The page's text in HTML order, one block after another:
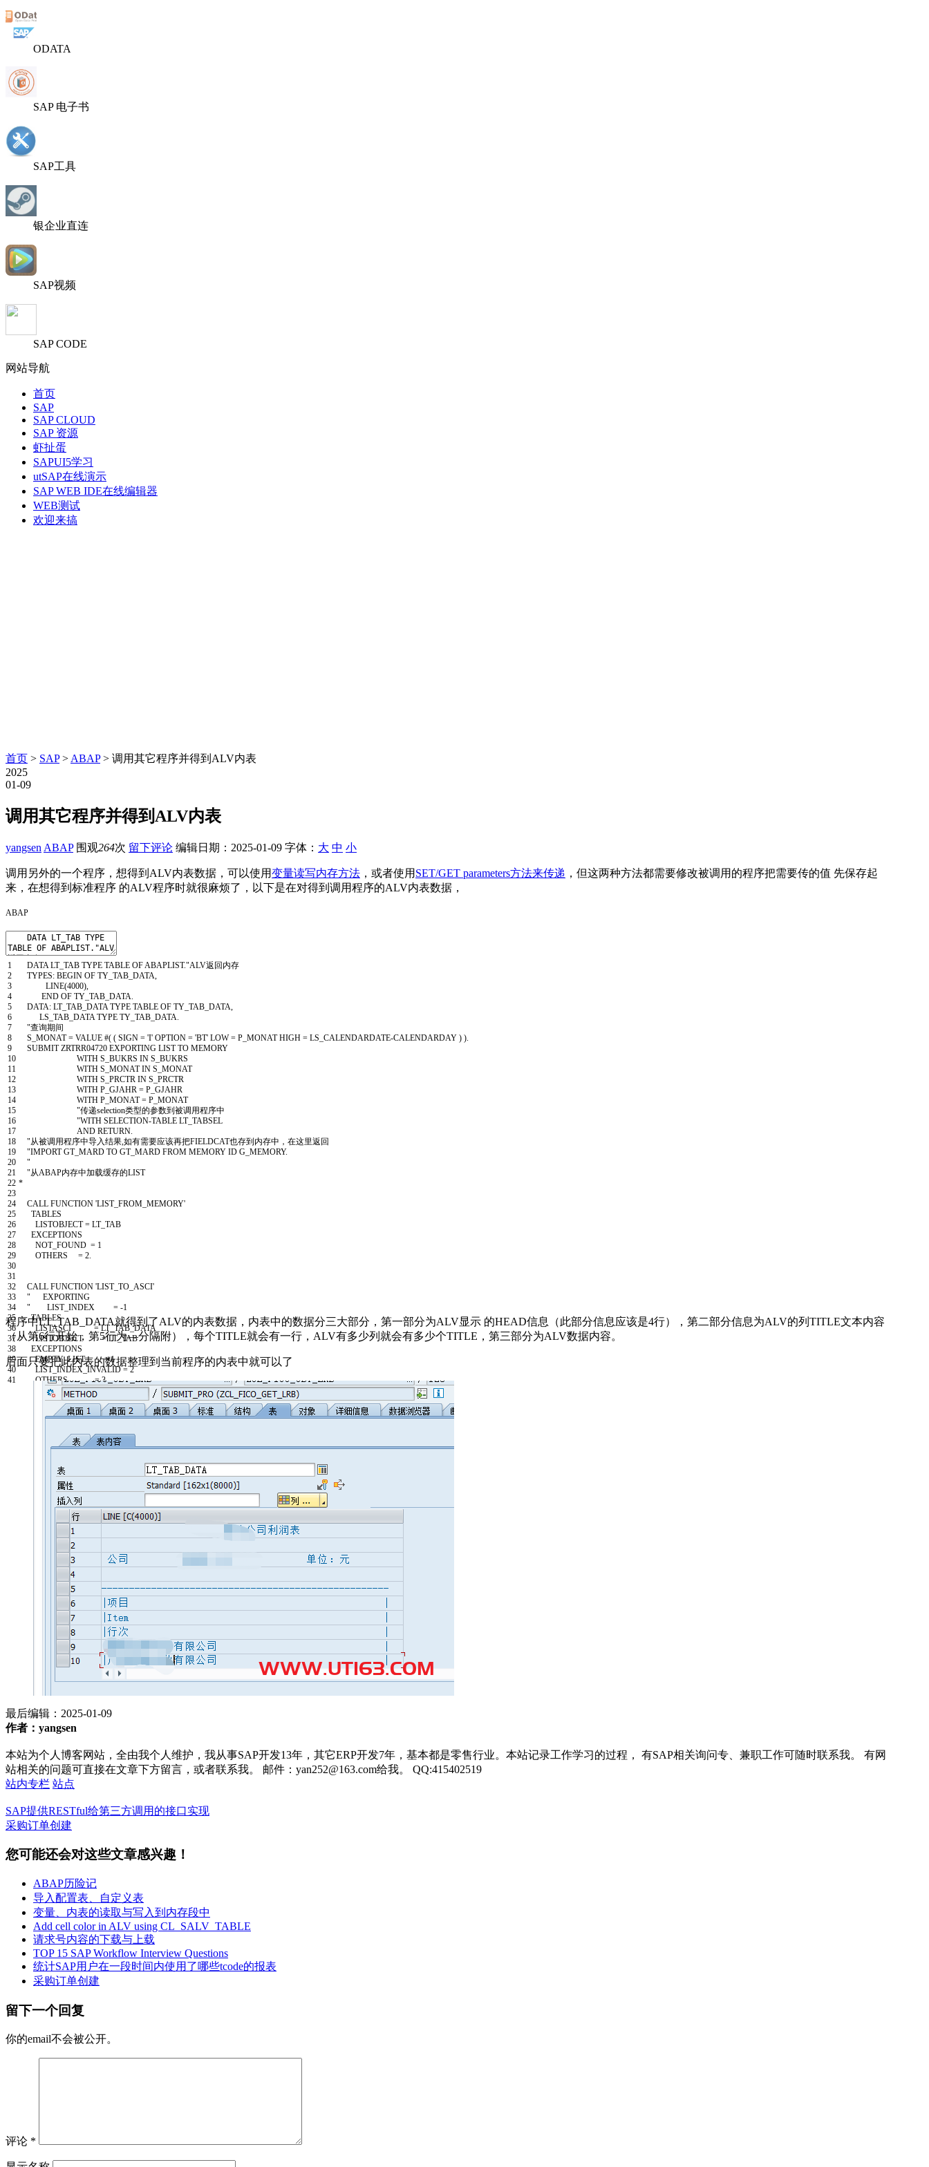
ODATA
SAP 电子书
SAP工具
银企业直连
SAP视频
SAP CODE
网站导航
首页
SAP
SAP CLOUD
SAP 资源
虾扯蛋
SAPUI5学习
utSAP在线演示
SAP WEB IDE在线编辑器
WEB测试
欢迎来搞
首页 > SAP> ABAP> 调用其它程序并得到ALV内表
2025
01-09
调用其它程序并得到ALV内表
yangsen ABAP围观264次 留下评论 编辑日期： 2025-01-09 字体： 大 中 小
调用另外的一个程序，想得到ALV内表数据，可以使用变量读写内存方法 ，或者使用 SET/GET parameters方法来传递 ，但这两种方法都需要修改被调用的程序把需要传的值 先保存起
来，在想得到标准程序 的ALV程序时就很麻烦了，以下是在对得到调用程序的ALV内表数据，
ABAP
1
2
3
4
5
6
7
8
9
10
11
12
13
14
15
16
17
18
19
20
21
22
23
24
25
26
27
28
29
30
31
32
33
34
35
36
37
38
39
40
41
DATA LT_ TAB TYPE TABLE OF ABAPLIST."ALV返回内存
TYPES: BEGIN OF TY TAB DATA
LINE(4000)
END OF TY TAB DATA
DATA: LT_ TAB DATA TYPE TABLE OF TY TAB DATA
LS TAB DATA TYPE TY TAB DATA
"查询期间
S MONAT = VALUE #( ( SIGN = 'I' OPTION = 'BT' LOW = P MONAT HIGH = LS CALENDARDATE-CALENDARDAY ) )
SUBMIT ZRTRR04720 EXPORTING LIST TO MEMORY
WITH S BUKRS IN S BUKRS
WITH S MONAT IN S MONAT
WITH S PRCTR IN S PRCTR
WITH P GJAHR = P GJAHR
WITH P MONAT = P MONAT
"传递selection类型的参数到被调用程序中
"WITH SELECTION-TABLE LT_TABSEL
AND RETURN
"从被调用程序中导入结果,如有需要应该再把FIELDCAT也存到内存中，在这里返回
"IMPORT GT_MARD TO GT_MARD FROM MEMORY ID G_MEMORY.
"
"从ABAP内存中加载缓存的LIST
*
CALL FUNCTION 'LIST_FROM_MEMORY'
TABLES
LISTOBJECT = LT_ TAB
EXCEPTIONS
NOT_ FOUND = 1
OTHERS
= 2.
CALL FUNCTION 'LIST_TO_ASCI'
" EXPORTING
" LIST_INDEX = -1
TABLES
LISTASCI
= LT_TAB_DATA
LISTOBJECT
= LT_TAB
EXCEPTIONS
EMPTY_LIST = 1
LIST_INDEX _INVALID = 2
OTHERS
= 3.
程序中LT_TAB_DATA就得到了ALV的内表数据，内表中的数据分三大部分，第一部分为ALV显示 的HEAD信息（此部分信息应该是4行），第二部分信息为ALV的列TITLE文本内容
（从第6行开始，第5行为—分隔附），每个TITLE就会有一行，ALV有多少列就会有多少个TITLE，第三部分为ALV数据内容。
后面只要把此内表的数据整理到当前程序的内表中就可以了
最后编辑： 2025-01-09
作者：yangsen
本站为个人博客网站，全由我个人维护，我从事SAP开发13年，其它ERP开发7年，基本都是零售行业。本站记录工作学习的过程， 有SAP相关询问专、兼职工作可随时联系我。 有网
站相关的问题可直接在文章下方留言，或者联系我。 邮件：yan252@163.com给我。 QQ:415402519
站内专栏 站点
SAP提供RESTful给第三方调用的接口实现
采购订单创建
您可能还会对这些文章感兴趣！
ABAP历险记
导入配置表、自定义表
变量、内表的读取与写入到内存段中
Add cell color in ALV using CL_SALV_TABLE
请求号内容的下载与上载
TOP 15 SAP Workflow Interview Questions
统计SAP用户在一段时间内使用了哪些tcode的报表
采购订单创建
留下一个回复
你的email不会被公开。
评论 *